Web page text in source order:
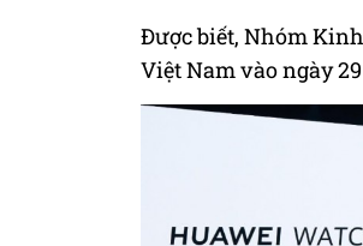
Được biết, Nhóm
Việt Nam vào ngày